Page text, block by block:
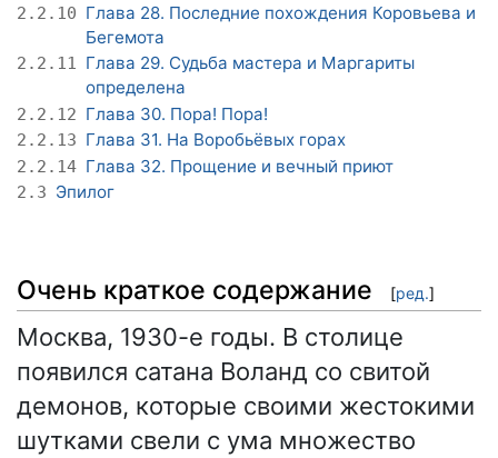
2.2.10 Глава 28. Последние похождения Коровьева и
Бегемота
2.2.11 Глава 29. Судьба мастера и Маргариты
определена
2.2.12 Глава 30. Пора! Пора!
2.2.13 Глава 31. На Воробьёвых горах
2.2.14 Глава 32. Прощение и вечный приют
2.3 Эпилог
Очень краткое содержание [ред.]
Москва, 1930-е годы. В столице
появился сатана Воланд со свитой
демонов, которые своими жестокими
шутками свели с ума множество